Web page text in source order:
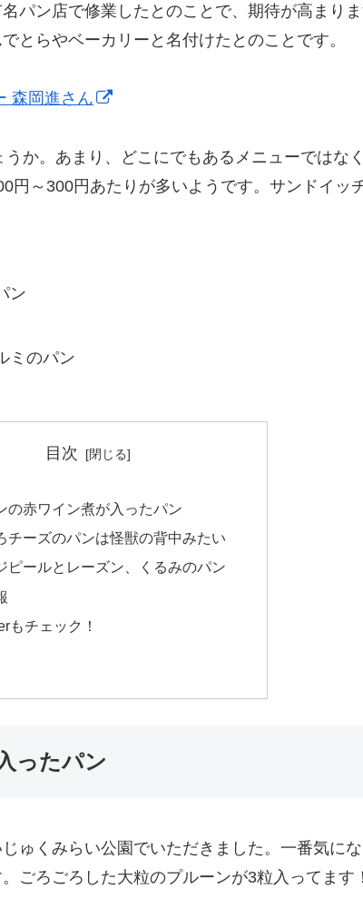
パン店で修業したとのことで、期待が高まり
とらやベーカリーと名付けたとのことです。
森岡進さん
か。あまり、どこにでもあるメニューではな
円～300円あたりが多いようです。サンドイッ
ン
ミのパン
目次
の赤ワイン煮が入ったパン
チーズのパンは怪獣の背中みたい
ピールとレーズン、くるみのパン
もチェック！
ったパン
ゅくみらい公園でいただきました。一番気に
ごろごろした大粒のプルーンが3粒入ってます